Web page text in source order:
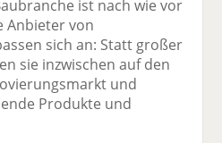
ist nach wie vor
Anbieter von
sich an: Statt großer
sie inzwischen auf den
und
Produkte und